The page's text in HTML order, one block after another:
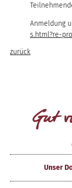
Anmeldung
s.html?re-
zurück
Gut
Unser